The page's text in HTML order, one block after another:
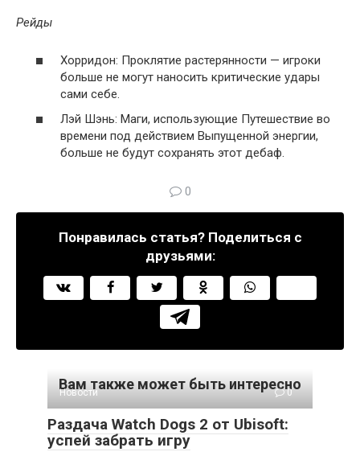
Рейды
Хорридон: Проклятие растерянности — игроки
больше не могут наносить критические удары
сами себе.
Лэй Шэнь: Маги, использующие Путешествие во
времени под действием Выпущенной энергии,
больше не будут сохранять этот дебаф.
0
Понравилась статья? Поделиться с
друзьями:
Вам также может быть интересно
Новости 0
Раздача Watch Dogs 2 от Ubisoft:
успей забрать игру